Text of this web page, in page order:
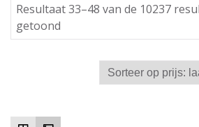
Resultaat 33–48 van de 10237
getoond
op